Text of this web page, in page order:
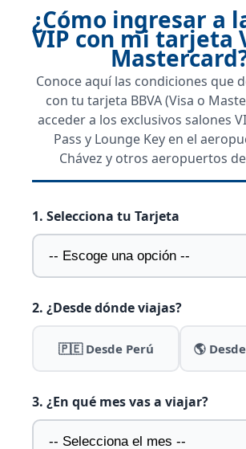
¿Cómo ingresar a
VIP con mi tarjeta
Conoce aquí las condiciones que
con tu tarjeta BBVA (Visa o
acceder a los exclusivos salones
Pass y Lounge Key en el
Chávez y otros aeropuertos
1. Selecciona tu Tarjeta
2. ¿Desde dónde viajas?
🇵🇪 Desde Perú 🌎
3. ¿En qué mes vas a viajar?